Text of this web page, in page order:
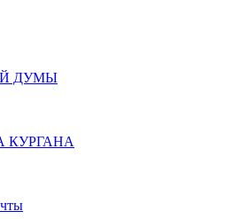
ДУМЫ
КУРГАНА